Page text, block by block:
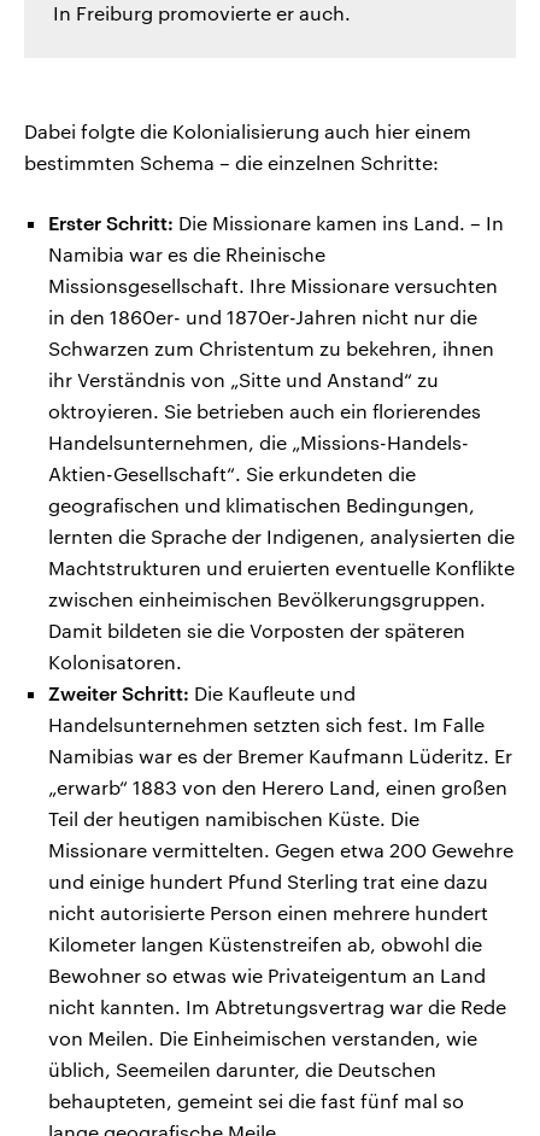
In Freiburg promovierte er auch.
Dabei folgte die Kolonialisierung auch hier einem
bestimmten Schema – die einzelnen Schritte:
Erster Schritt: Die Missionare kamen ins Land. – In
Namibia war es die Rheinische
Missionsgesellschaft. Ihre Missionare versuchten
in den 1860er- und 1870er-Jahren nicht nur die
Schwarzen zum Christentum zu bekehren, ihnen
ihr Verständnis von „Sitte und Anstand“ zu
oktroyieren. Sie betrieben auch ein florierendes
Handelsunternehmen, die „Missions-Handels-
Aktien-Gesellschaft“. Sie erkundeten die
geografischen und klimatischen Bedingungen,
lernten die Sprache der Indigenen, analysierten die
Machtstrukturen und eruierten eventuelle Konflikte
zwischen einheimischen Bevölkerungsgruppen.
Damit bildeten sie die Vorposten der späteren
Kolonisatoren.
Zweiter Schritt: Die Kaufleute und
Handelsunternehmen setzten sich fest. Im Falle
Namibias war es der Bremer Kaufmann Lüderitz. Er
„erwarb“ 1883 von den Herero Land, einen großen
Teil der heutigen namibischen Küste. Die
Missionare vermittelten. Gegen etwa 200 Gewehre
und einige hundert Pfund Sterling trat eine dazu
nicht autorisierte Person einen mehrere hundert
Kilometer langen Küstenstreifen ab, obwohl die
Bewohner so etwas wie Privateigentum an Land
nicht kannten. Im Abtretungsvertrag war die Rede
von Meilen. Die Einheimischen verstanden, wie
üblich, Seemeilen darunter, die Deutschen
behaupteten, gemeint sei die fast fünf mal so